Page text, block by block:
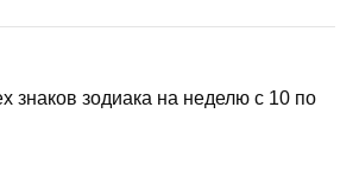
знаков зодиака на неделю с 10 по